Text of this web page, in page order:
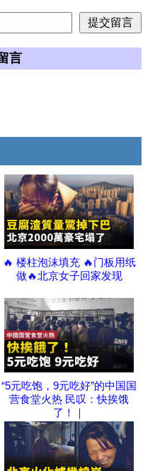
言
🔥 楼柱泡沫填充 🔥门板用纸
做🔥北京女子回家发现
“5元吃饱，9元吃好”的中国国
营食堂火热 民叹：快挨饿
了！｜